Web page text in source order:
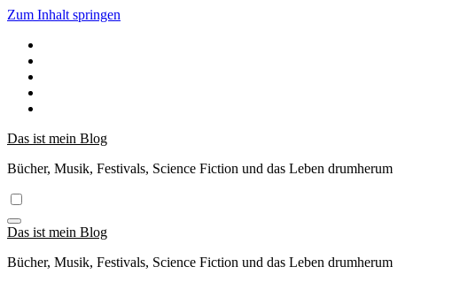
Zum Inhalt springen
Das ist mein Blog
Bücher, Musik, Festivals, Science Fiction und das Leben drumherum
Das ist mein Blog
Bücher, Musik, Festivals, Science Fiction und das Leben drumherum